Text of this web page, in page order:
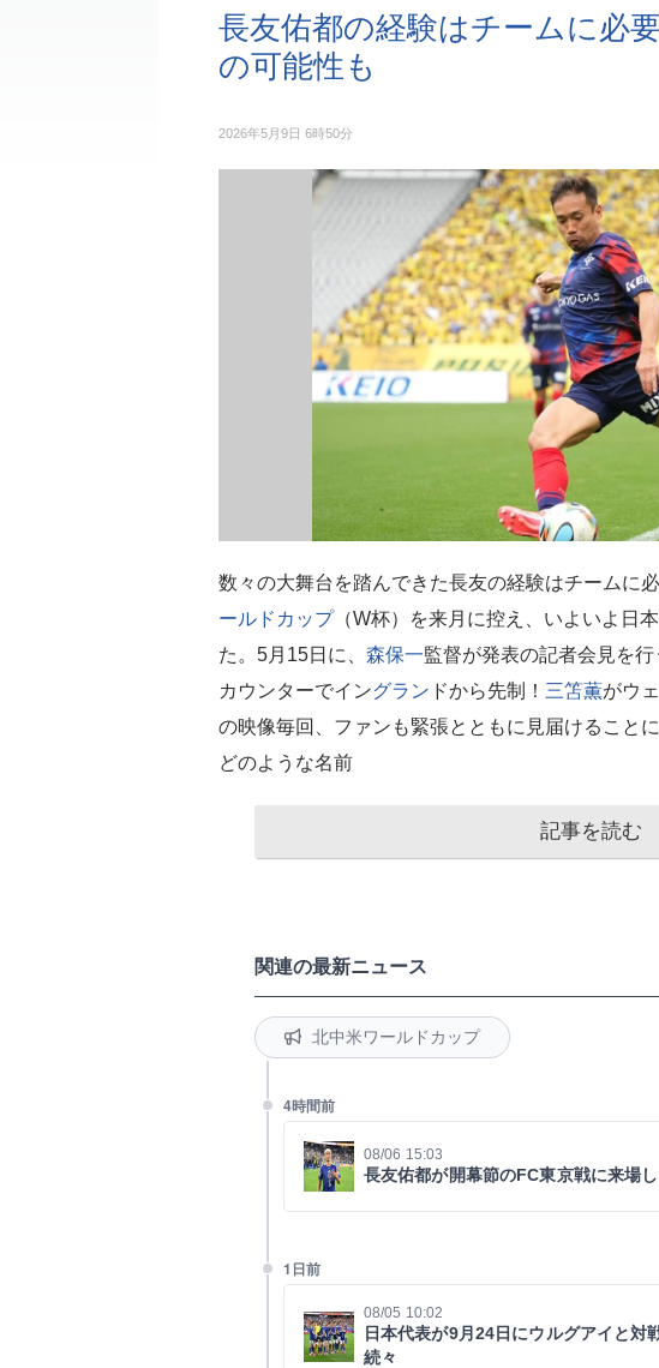
長友佑都の経験はチームに必
の可能性も
2026年5月9日 6時50分
数々の大舞台を踏んできた長友の経験はチームに
ールドカップ（W杯）を来月に控え、いよいよ日
た。5月15日に、 森保一監督が発表の記者会見を
カウンターでイングラン ドから先制！ 三笘薫がウ
の映像毎回、ファンも緊張とともに見届けること
どのような名前
記事を読む
関連の最新ニュース
北中米ワールドカップ
4時間前
08/06 15:03
長友佑都が開幕節のFC東京戦に来場
1日前
08/05 10:02
日本代表が9月24日にウルグアイと対
続々